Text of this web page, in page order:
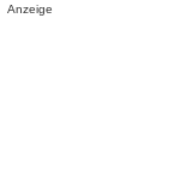
Anzeige